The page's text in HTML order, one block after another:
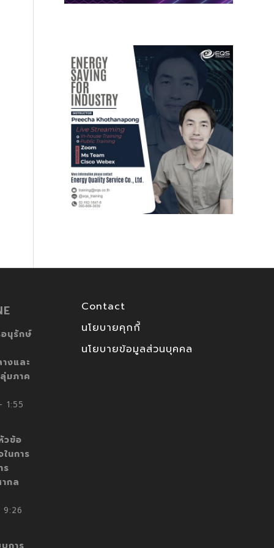
อนุรักษ์
งและ
มภาค
1:55
วข้อ
นการ
ร
กล
Contact
นโยบายคุกกี้
นโยบายข้อมูลส่วนบุคคล